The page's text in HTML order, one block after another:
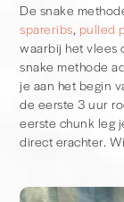
De snake
spareribs, pulled
waarbij het vlees
snake methode
je aan het begin
de eerste 3 uur
eerste chunk leg
direct erachter.